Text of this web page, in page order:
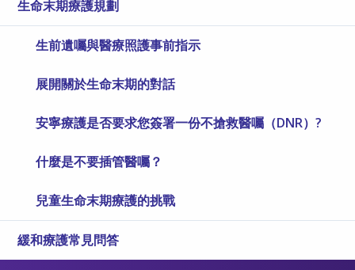
生命末期療護規劃
生前遺囑與醫療照護事前指示
展開關於生命末期的對話
安寧療護是否要求您簽署一份不搶救醫囑（DNR）?
什麼是不要插管醫囑？
兒童生命末期療護的挑戰
緩和療護常見問答